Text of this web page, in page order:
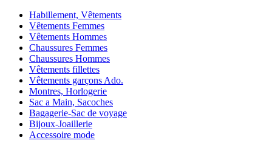
Habillement, Vêtements
Vêtements Femmes
Vêtements Hommes
Chaussures Femmes
Chaussures Hommes
Vêtements fillettes
Vêtements garçons Ado.
Montres, Horlogerie
Sac a Main, Sacoches
Bagagerie-Sac de voyage
Bijoux-Joaillerie
Accessoire mode